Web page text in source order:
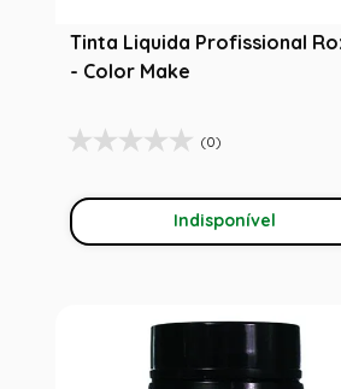
Tinta Liquida Profissional
- Color Make
(0)
Indisponível